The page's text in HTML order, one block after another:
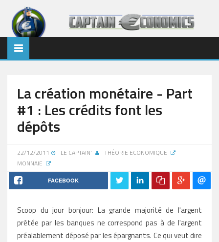
La création monétaire - Part
#1 : Les crédits font les
dépôts
22/12/2011 LE CAPTAIN'
THÉORIE ECONOMIQUE
MONNAIE
FACEBOOK
Scoop du jour bonjour: La grande majorité de l'argent
prêtée par les banques ne correspond pas à de l'argent
préalablement déposé par les épargnants. Ce qui veut dire